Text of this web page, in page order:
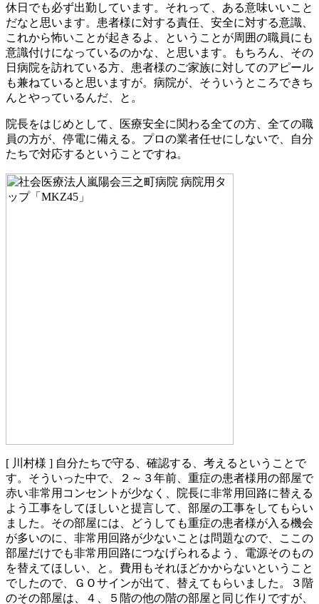
休日でも必ず出勤しています。それって、ある意味いいこと
だなと思います。患者様に対する責任、安全に対する意識、
これから怖いことが起きるよ、ということが周囲の職員にも
意識付けになっているのかな、と思います。もちろん、その
日病院を訪れている方、患者様のご家族に対してのアピール
も兼ねていると思いますが。病院が、そういうところできち
んとやっているんだ、と。
院長をはじめとして、医療安全に関わる全ての方、全ての職
員の方が、停電に備える。プロの業者任せにしないで、自分
たちで対応するということですね。
[ 川村様 ] 自分たちで守る、確認する、考えるということで
す。そういった中で、２～３年前、重症の患者様用の部屋で
赤い非常用コンセントが少なく、院長に非常用回路に替える
よう工事をしてほしいと提言して、部屋の工事をしてもらい
ました。その部屋には、どうしても重症の患者様が入る機会
が多いのに、非常用回路が少ないことは問題なので、ここの
部屋だけでも非常用回路につなげられるよう、電源そのもの
を替えてほしい、と。費用もそれほどかからないということ
でしたので、ＧＯサインが出て、替えてもらいました。３階
のその部屋は、４、５階の他の階の部屋と同じ作りですが、